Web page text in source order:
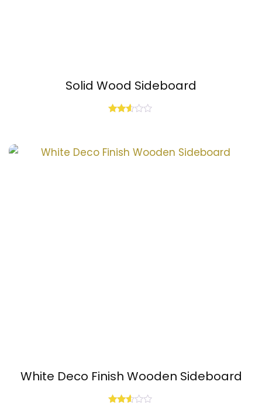
Solid Wood Sideboard
White Deco Finish Wooden Sideboard